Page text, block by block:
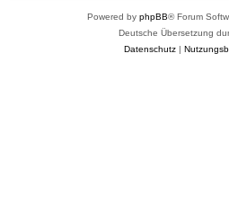
Powered by phpBB® Forum
Deutsche Übersetzung
Datenschutz|